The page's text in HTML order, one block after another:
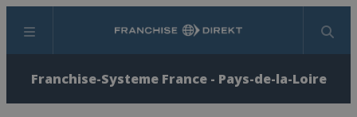
Menü Suchen
Franchise-Systeme France - Pays-de-la-Loire